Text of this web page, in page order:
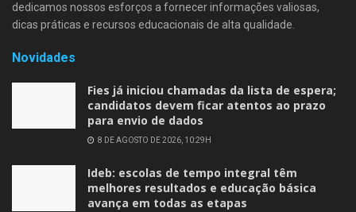
dedicamos nossos esforços a fornecer informações valiosas,
dicas práticas e recursos educacionais de alta qualidade.
Novidades
Fies já iniciou chamadas da lista de espera;
candidatos devem ficar atentos ao prazo
para envio de dados
8 DE AGOSTO DE 2026, 10:29H
Ideb: escolas de tempo integral têm
melhores resultados e educação básica
avança em todas as etapas